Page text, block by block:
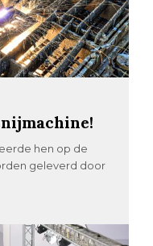
hen op de
geleverd door